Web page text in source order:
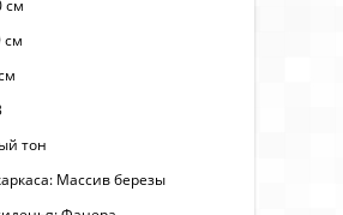
см
см
тон
Массив березы